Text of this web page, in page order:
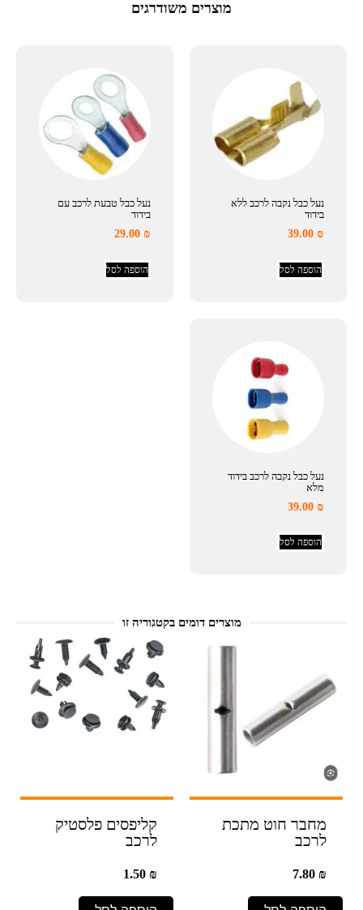
מוצרים משודרגים
נעל כבל נקבה לרכב ללא
בידוד
39.00₪
הוספה לסל
נעל כבל טבעת לרכב עם
בידוד
29.00₪
הוספה לסל
נעל כבל נקבה לרכב בידוד
מלא
39.00₪
הוספה לסל
מוצרים דומים בקטגוריה זו
מחבר חוט מתכת
לרכב
7.80₪
קליפסים פלסטיק
לרכב
1.50₪